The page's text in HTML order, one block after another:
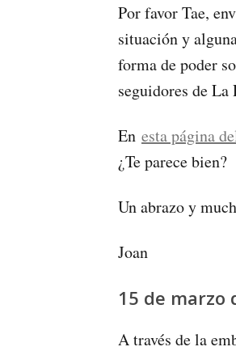
Por favor Tae,
situación y
forma de poder
seguidores de La
En esta página
¿Te parece bien?
Un abrazo y
Joan
15 de marzo
A través de la